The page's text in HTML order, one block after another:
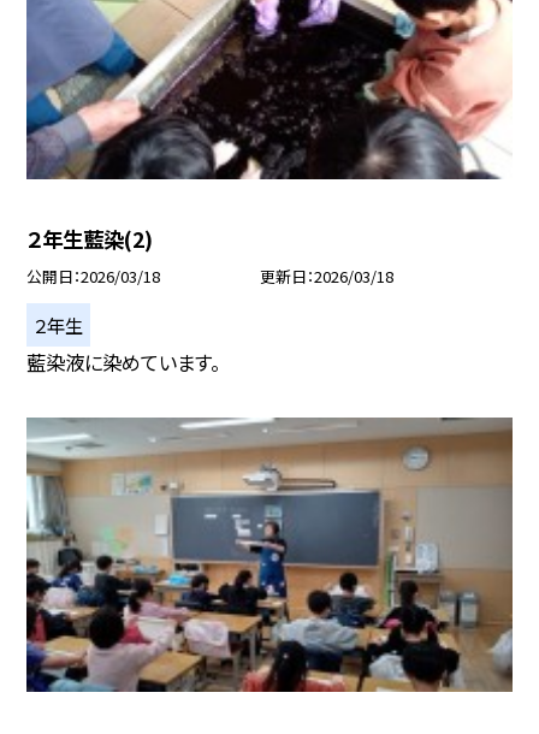
２年生藍染(2)
公開日 2026/03/18 更新日 2026/03/18
２年生
藍染液に染めています。